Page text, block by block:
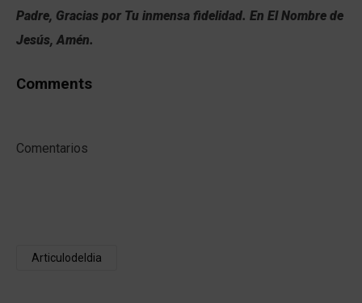
Padre, Gracias por Tu inmensa fidelidad. En El Nombre de
Jesús, Amén.
Comments
Comentarios
Articulodeldia